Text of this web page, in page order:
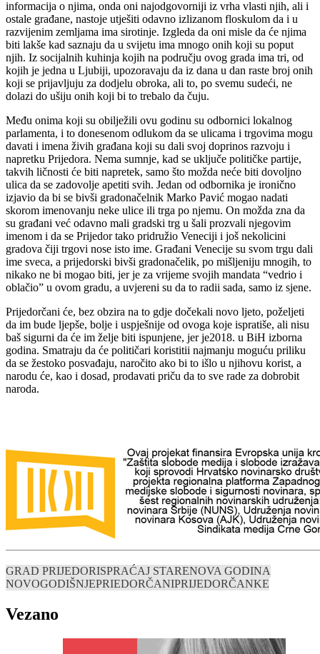
informacija o njima, onda oni najodgovorniji iz vrha vlasti njih, ali i
ostale građane, nastoje utješiti odavno izlizanom floskulom da i u
razvijenim zemljama ima sirotinje. Izgleda da oni misle da će njima
biti lakše kad saznaju da u svijetu ima mnogo onih koji su poput
njih. Iz socijalnih kuhinja kojih na području ovog grada ima tri, od
kojih je jedna u Ljubiji, upozoravaju da iz dana u dan raste broj onih
koji se prijavljuju za dodjelu obroka, ali to, po svemu sudeći, ne
dolazi do ušiju onih koji bi to trebalo da čuju.
Među onima koji su obilježili ovu godinu su odbornici lokalnog
parlamenta, i to donesenom odlukom da se ulicama i trgovima mogu
davati i imena živih građana koji su dali svoj doprinos razvoju i
napretku Prijedora. Nema sumnje, kad se uključe političke partije,
takvih ličnosti će biti napretek, samo što možda neće biti dovoljno
ulica da se zadovolje apetiti svih. Jedan od odbornika je ironično
izjavio da bi se bivši gradonačelnik Marko Pavić mogao nadati
skorom imenovanju neke ulice ili trga po njemu. On možda zna da
su građani već odavno mali gradski trg u šali prozvali njegovim
imenom i da se Prijedor tako pridružio Veneciji i još nekolicini
gradova čiji trgovi nose isto ime. Građani Venecije su svom trgu dali
ime sveca, a prijedorski bivši gradonačelik, po mišljeniju mnogih, to
nikako ne bi mogao biti, jer je za vrijeme svojih mandata “vedrio i
oblačio” u ovom gradu, a uvjereni su da to radii sada, samo iz sjene.
Prijedorčani će, bez obzira na to gdje dočekali novo ljeto, poželjeti
da im bude ljepše, bolje i uspješnije od ovoga koje ispratiše, ali nisu
baš sigurni da će im želje biti ispunjene, jer je2018. u BiH izborna
godina. Smatraju da će političari koristitii najmanju moguću priliku
da se žestoko posvađaju, naročito ako bi to išlo u njihovu korist, a
narodu će, kao i dosad, prodavati priču da to sve rade za dobrobit
naroda.
GRAD PRIJEDORISPRAĆAJ STARENOVA GODINA
NOVOGODIŠNJEPRIEDORČANIPRIJEDORČANKE
Vezano